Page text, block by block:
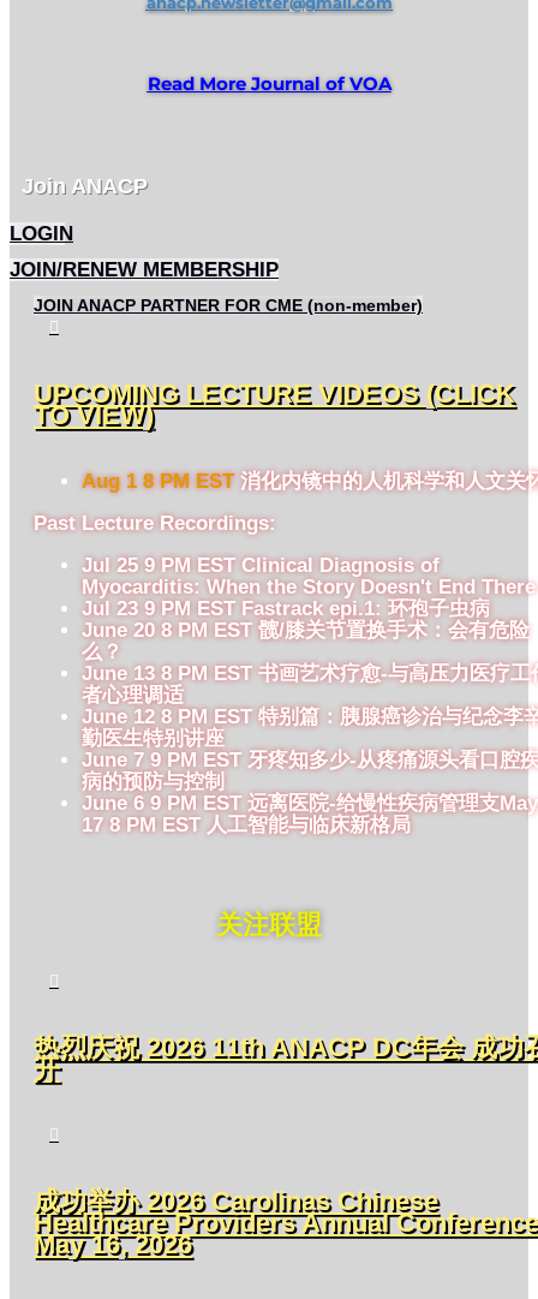
Read More Journal of VOA
Join ANACP
LOGIN
JOIN/RENEW MEMBERSHIP
JOIN ANACP PARTNER FOR CME (non-member)

UPCOMING LECTURE VIDEOS (CLICK
TO VIEW)
Aug 1 8 PM EST消化内镜中的人机科学和人文关
Past Lecture Recordings:
Jul 25 9 PM EST Clinical Diagnosis of
Myocarditis: When the Story Doesn't End There
Jul 23 9 PM EST Fastrack epi.1: 环孢子虫病
June 20 8 PM EST 髋/膝关节置换手术：会有危险
么？
June 13 8 PM EST 书画艺术疗愈-与高压力医疗工
者心理调适
June 12 8 PM EST 特别篇：胰腺癌诊治与纪念李
勤医生特别讲座
June 7 9 PM EST 牙疼知多少-从疼痛源头看口腔
病的预防与控制
June 6 9 PM EST 远离医院-给慢性疾病管理支May
17 8 PM EST 人工智能与临床新格局
关注联盟

热烈庆祝 2026 11th ANACP DC年会 成功
开

成功举办 2026 Carolinas Chinese
Healthcare Providers Annual Conference
May 16, 2026